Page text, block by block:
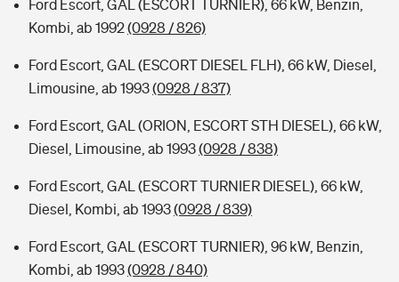
Ford Escort, GAL (ESCORT TURNIER), 66 kW, Benzin,
Kombi, ab 1992(0928 / 826)
Ford Escort, GAL (ESCORT DIESEL FLH), 66 kW, Diesel,
Limousine, ab 1993(0928 / 837)
Ford Escort, GAL (ORION, ESCORT STH DIESEL), 66 kW,
Diesel, Limousine, ab 1993(0928 / 838)
Ford Escort, GAL (ESCORT TURNIER DIESEL), 66 kW,
Diesel, Kombi, ab 1993(0928 / 839)
Ford Escort, GAL (ESCORT TURNIER), 96 kW, Benzin,
Kombi, ab 1993(0928 / 840)